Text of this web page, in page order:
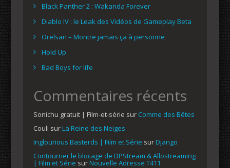
Black Panther 2 : Wakanda Forever
Diablo IV : le Leak des Vidéos de Gameplay Beta
Orelsan – Montre jamais ça à personne
Hold Up
Bad Boys for life
Commentaires récents
Sonichu gratuit | Film-et-série sur Comme des Bêtes
Couli surLa Reine des Neiges
Inglourious Basterds | Film et Série surDjango
Contourner le blocage de DPStream & Allostreaming
| Film et Série surNouvelle Adresse T411